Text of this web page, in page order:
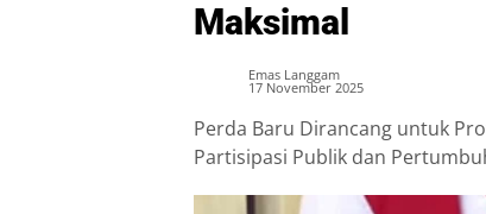
Maksimal
Emas Langgam
17 November 2025
Perda Baru Dirancang untuk
Partisipasi Publik dan